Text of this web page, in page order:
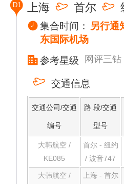
D1 上海 首尔
集合时间： 另行通
东国际机场
参考星级
网评三钻
交通信息
交通公司/交通
编号
路 段/交通
型号
大韩航空 /
KE085
首尔 - 纽约
/ 波音747
大韩航空 /
上海 - 首尔